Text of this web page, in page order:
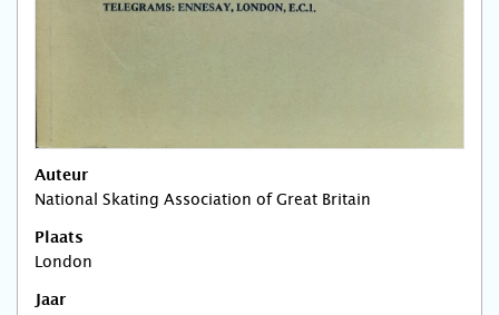
Auteur
National Skating Association of Great Britain
Plaats
London
Jaar